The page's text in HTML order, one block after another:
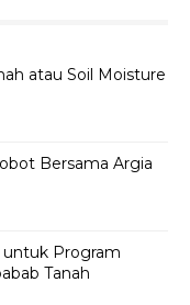
atau Soil Moisture
Bersama Argia
Program
Tanah